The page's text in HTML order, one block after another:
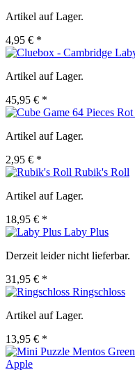
Artikel auf Lager.
4,95 € *
Artikel auf Lager.
45,95 € *
Artikel auf Lager.
2,95 € *
Rubik's Roll
Artikel auf Lager.
18,95 € *
Laby Plus
Derzeit leider nicht lieferbar.
31,95 € *
Ringschloss
Artikel auf Lager.
13,95 € *
Apple